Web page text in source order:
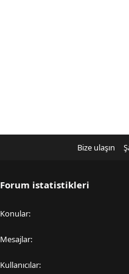
Bize ulaşın
Forum istatistikleri
Konular
Mesajlar
Kullanıcılar